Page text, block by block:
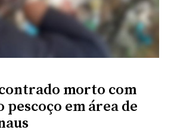
morto com
em área de